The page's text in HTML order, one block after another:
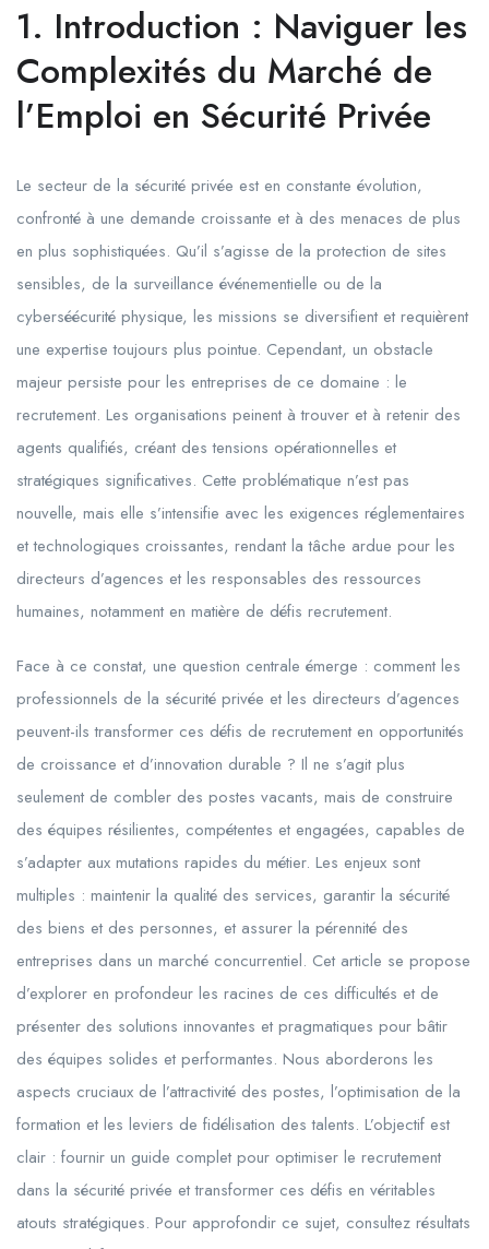
1. Introduction : Naviguer les
Complexités du Marché de
l’Emploi en Sécurité Privée
Le secteur de la sécurité privée est en constante évolution,
confronté à une demande croissante et à des menaces de plus
en plus sophistiquées. Qu’il s’agisse de la protection de sites
sensibles, de la surveillance événementielle ou de la
cyberséécurité physique, les missions se diversifient et requièrent
une expertise toujours plus pointue. Cependant, un obstacle
majeur persiste pour les entreprises de ce domaine : le
recrutement. Les organisations peinent à trouver et à retenir des
agents qualifiés, créant des tensions opérationnelles et
stratégiques significatives. Cette problématique n’est pas
nouvelle, mais elle s’intensifie avec les exigences réglementaires
et technologiques croissantes, rendant la tâche ardue pour les
directeurs d’agences et les responsables des ressources
humaines, notamment en matière de défis recrutement.
Face à ce constat, une question centrale émerge : comment les
professionnels de la sécurité privée et les directeurs d’agences
peuvent-ils transformer ces défis de recrutement en opportunités
de croissance et d’innovation durable ? Il ne s’agit plus
seulement de combler des postes vacants, mais de construire
des équipes résilientes, compétentes et engagées, capables de
s’adapter aux mutations rapides du métier. Les enjeux sont
multiples : maintenir la qualité des services, garantir la sécurité
des biens et des personnes, et assurer la pérennité des
entreprises dans un marché concurrentiel. Cet article se propose
d’explorer en profondeur les racines de ces difficultés et de
présenter des solutions innovantes et pragmatiques pour bâtir
des équipes solides et performantes. Nous aborderons les
aspects cruciaux de l’attractivité des postes, l’optimisation de la
formation et les leviers de fidélisation des talents. L’objectif est
clair : fournir un guide complet pour optimiser le recrutement
dans la sécurité privée et transformer ces défis en véritables
atouts stratégiques. Pour approfondir ce sujet, consultez résultats